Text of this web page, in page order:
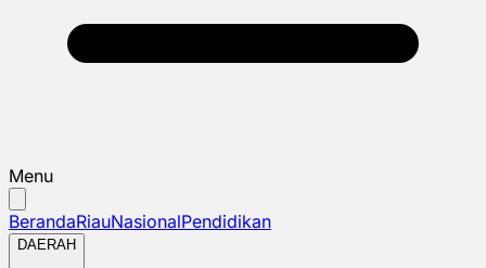
Menu
BerandaRiauNasionalPendidikan
DAERAH